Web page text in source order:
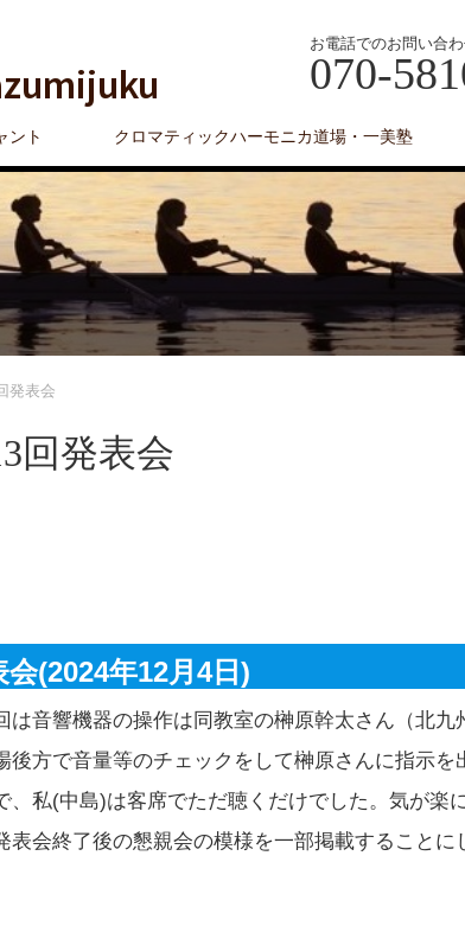
お電話でのお問い合
070-
ント クロマティックハーモニカ道場・一美塾
発表会
回発表会
(2024年12月4日)
音響機器の操作は同教室の榊原幹太さん（北九
方で音量等のチェックをして榊原さんに指示を
私(中島)は客席でただ聴くだけでした。気が楽
会終了後の懇親会の模様を一部掲載することに